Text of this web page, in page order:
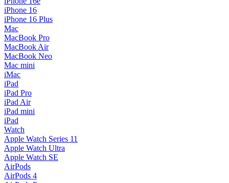
iPhone 16
iPhone 16 Plus
Mac
MacBook Pro
MacBook Air
MacBook Neo
Mac mini
iMac
iPad
iPad Pro
iPad Air
iPad mini
iPad
Watch
Apple Watch Series 11
Apple Watch Ultra
Apple Watch SE
AirPods
AirPods 4